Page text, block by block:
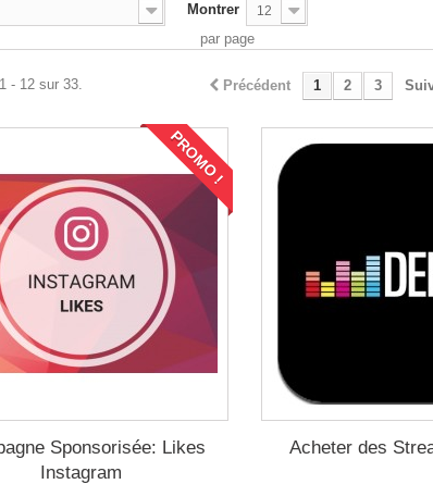
Montrer 12
par page
Précédent 1 2 3
- 12 sur 33.
PROMO !
Sponsorisée: Likes
Instagram
Acheter des